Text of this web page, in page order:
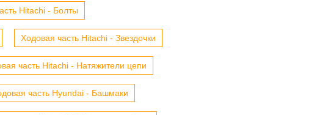
Hitachi - Болты
Ходовая часть Hitachi - Звездочки
часть Hitachi - Натяжители цепи
часть Hyundai - Башмаки